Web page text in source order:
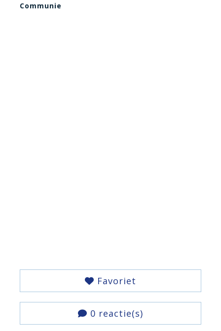
Communie
Favoriet
0 reactie(s)